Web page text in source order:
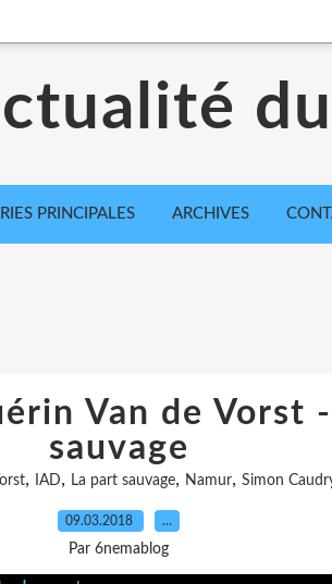
PRINCIPALES ARCHIVES
Van de Vorst
sauvage
, IAD, La part sauvage, Namur, Simon
09.03.2018 …
Par 6nemablog